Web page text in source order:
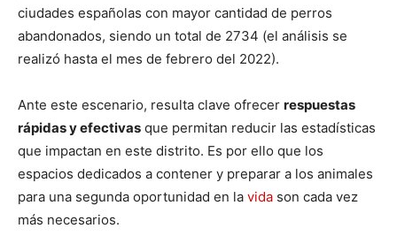
ciudades españolas con mayor cantidad de perros
abandonados, siendo un total de 2734 (el análisis se
realizó hasta el mes de febrero del 2022).
Ante este escenario, resulta clave ofrecer respuestas
rápidas y efectivas que permitan reducir las estadísticas
que impactan en este distrito. Es por ello que los
espacios dedicados a contener y preparar a los animales
para una segunda oportunidad en la vida son cada vez
más necesarios.